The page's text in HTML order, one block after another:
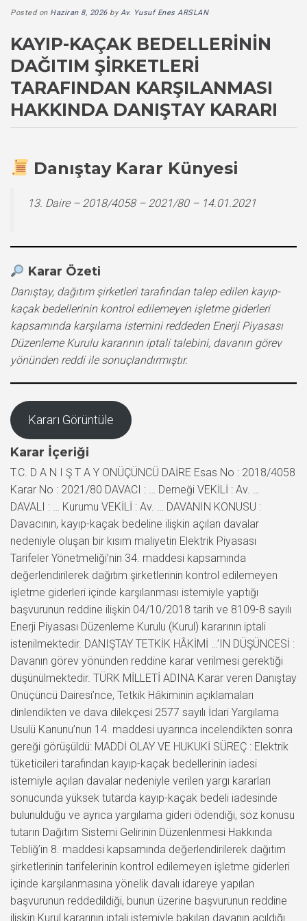
Posted on Haziran 8, 2026byAv. Yusuf Enes ARSLAN
KAYIP-KAÇAK BEDELLERININ
DAĞITIM ŞIRKETLERI
TARAFINDAN KARŞILANMASI
HAKKINDA DANIŞTAY KARARI
Danıştay Karar Künyesi
13. Daire – 2018/4058 – 2021/80 – 14.01.2021
Karar Özeti
Danıştay, dağıtım şirketleri tarafından talep edilen kayıp-
kaçak bedellerinin kontrol edilemeyen işletme giderleri
kapsamında karşılama istemini reddeden Enerji Piyasası
Düzenleme Kurulu kararının iptali talebini, davanın görev
yönünden reddi ile sonuçlandırmıştır.
Kararı Görüntüle
Karar İçeriği
T.C. D A N I Ş T A Y ONÜÇÜNCÜ DAİRE Esas No : 2018/4058
Karar No : 2021/80 DAVACI : … Derneği VEKİLİ : Av. …
DAVALI : … Kurumu VEKİLİ : Av. … DAVANIN KONUSU :
Davacının, kayıp-kaçak bedeline ilişkin açılan davalar
nedeniyle oluşan bir kısım maliyetin Elektrik Piyasası
Tarifeler Yönetmeliği’nin 34. maddesi kapsamında
değerlendirilerek dağıtım şirketlerinin kontrol edilemeyen
işletme giderleri içinde karşılanması istemiyle yaptığı
başvurunun reddine ilişkin 04/10/2018 tarih ve 8109-8 sayılı
Enerji Piyasası Düzenleme Kurulu (Kurul) kararının iptali
istenilmektedir. DANIŞTAY TETKİK HÂKİMİ …’IN DÜŞÜNCESİ :
Davanın görev yönünden reddine karar verilmesi gerektiği
düşünülmektedir. TÜRK MİLLETİ ADINA Karar veren Danıştay
Onüçüncü Dairesi’nce, Tetkik Hâkiminin açıklamaları
dinlendikten ve dava dilekçesi 2577 sayılı İdari Yargılama
Usulü Kanunu’nun 14. maddesi uyarınca incelendikten sonra
gereği görüşüldü: MADDİ OLAY VE HUKUKİ SÜREÇ : Elektrik
tüketicileri tarafından kayıp-kaçak bedellerinin iadesi
istemiyle açılan davalar nedeniyle verilen yargı kararları
sonucunda yüksek tutarda kayıp-kaçak bedeli iadesinde
bulunulduğu ve ayrıca yargılama gideri ödendiği, söz konusu
tutarın Dağıtım Sistemi Gelirinin Düzenlenmesi Hakkında
Tebliğ’in 8. maddesi kapsamında değerlendirilerek dağıtım
şirketlerinin tarifelerinin kontrol edilemeyen işletme giderleri
içinde karşılanmasına yönelik davalı idareye yapılan
başvurunun reddedildiği, bunun üzerine başvurunun reddine
ilişkin Kurul kararının iptali istemiyle bakılan davanın açıldığı